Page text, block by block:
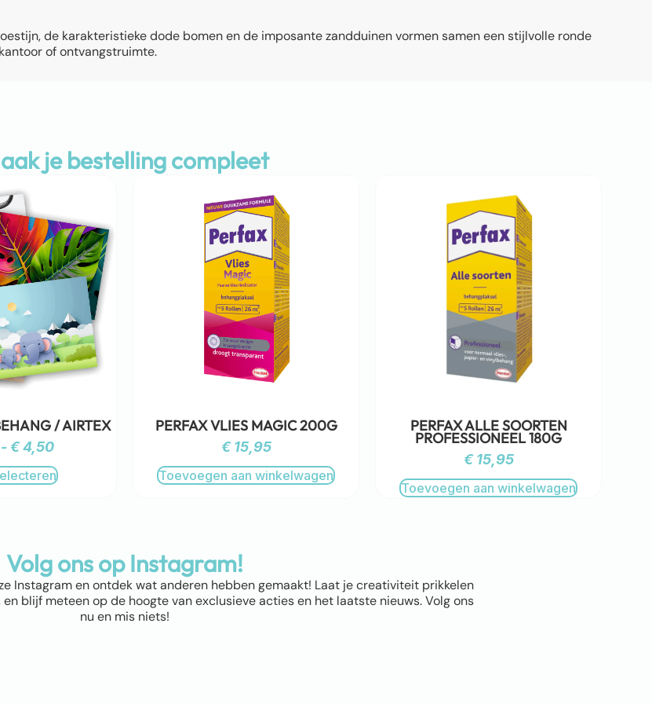
de karakteristieke dode bomen en de imposante zandduinen vormen samen een stijlvolle ronde
of ontvangstruimte.
je bestelling compleet
/ AIRTEX
- €4,50
PERFAX VLIES MAGIC 200G
€15,95
Toevoegen aan winkelwagen
PERFAX ALLE SOORTEN
PROFESSIONEEL 180G
€15,95
Toevoegen aan winkelwagen
Volg ons op Instagram!
Instagram en ontdek wat anderen hebben gemaakt! Laat je creativiteit prikkelen
blijf meteen op de hoogte van exclusieve acties en het laatste nieuws. Volg ons
nu en mis niets!